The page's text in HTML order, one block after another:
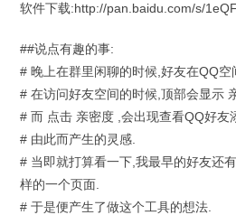
软件下载:http://pan.baidu.com/s/
##说点有趣的事:
# 晚上在群里闲聊的时候,好友在QQ空
# 在访问好友空间的时候,顶部会显示
# 而 点击 亲密度 ,会出现查看QQ好友
# 由此而产生的灵感.
# 当即就打算看一下,我最早的好友还
样的一个页面.
# 于是便产生了做这个工具的想法.